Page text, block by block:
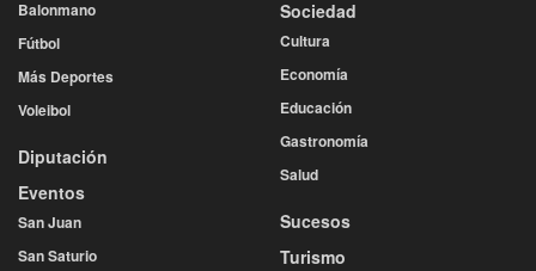
Balonmano
Fútbol
Más Deportes
Voleibol
Diputación
Eventos
San Juan
San Saturio
Sociedad
Cultura
Economía
Educación
Gastronomía
Salud
Sucesos
Turismo